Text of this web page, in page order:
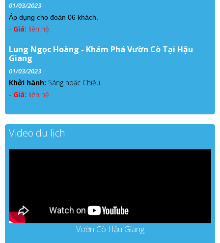
01/03/2023
Áp dụng cho đoàn 06 khách.
- Giá: liên hệ.
Lung Ngọc Hoàng - Khám Phá Vườn Cò Tại Hậu
Giang
01/03/2023
Khởi hành: Sáng hoặc Chiều.
- Giá: liên hệ.
Video du lịch
Vườn Cò Hậu Giang